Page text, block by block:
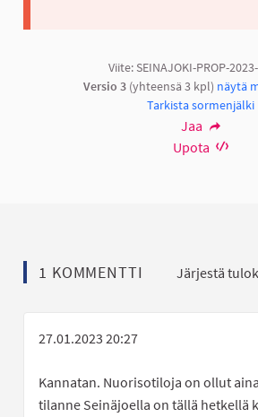
Viite: SEINAJOKI-PROP-
Versio 3(yhteensä 3 kpl) näytä
Tarkista sormenjälki
Jaa
Upota
1 KOMMENTTI Järjestä
27.01.2023 20:27
Kannatan. Nuorisotiloja on ollut
tilanne Seinäjoella on tällä hetkellä